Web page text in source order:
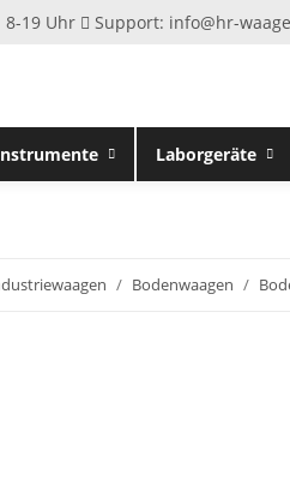
19 Uhr Support: info@hr-
Laborgeräte
Bodenwaagen